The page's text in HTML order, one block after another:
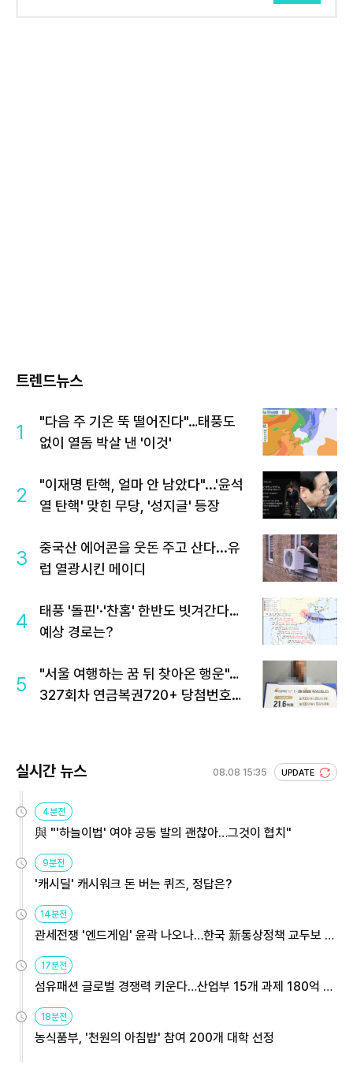
트렌드뉴스
1
"다음 주 기온 뚝 떨어진다"…태풍도
없이 열돔 박살 낸 '이것'
2
"이재명 탄핵, 얼마 안 남았다"...'윤석
열 탄핵' 맞힌 무당, '성지글' 등장
3
중국산 에어콘을 웃돈 주고 산다...유
럽 열광시킨 메이디
4
태풍 '돌핀'·'찬홈' 한반도 빗겨간다…
예상 경로는?
5
"서울 여행하는 꿈 뒤 찾아온 행운"…
327회차 연금복권720+ 당첨번호조
실시간 뉴스 08.08 15:35 UPDATE
4분전
與 "'하늘이법' 여야 공동 발의 괜찮아…그것이 협치"
9분전
'캐시딜' 캐시워크 돈 버는 퀴즈, 정답은?
14분전
관세전쟁 '엔드게임' 윤곽 나오나…한국 新통상정책 교두보 활
용해야
17분전
섬유패션 글로벌 경쟁력 키운다…산업부 15개 과제 180억 지
원
18분전
농식품부, '천원의 아침밥' 참여 200개 대학 선정